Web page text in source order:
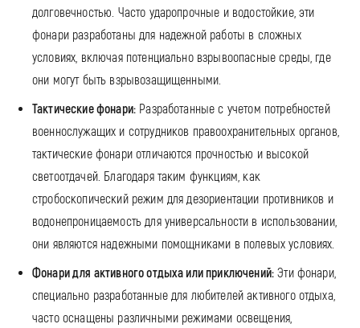
долговечностью. Часто ударопрочные и водостойкие, эти
фонари разработаны для надежной работы в сложных
условиях, включая потенциально взрывоопасные среды, где
они могут быть взрывозащищенными.
Тактические фонари: Разработанные с учетом потребностей
военнослужащих и сотрудников правоохранительных органов,
тактические фонари отличаются прочностью и высокой
светоотдачей. Благодаря таким функциям, как
стробоскопический режим для дезориентации противников и
водонепроницаемость для универсальности в использовании,
они являются надежными помощниками в полевых условиях.
Фонари для активного отдыха или приключений: Эти фонари,
специально разработанные для любителей активного отдыха,
часто оснащены различными режимами освещения,